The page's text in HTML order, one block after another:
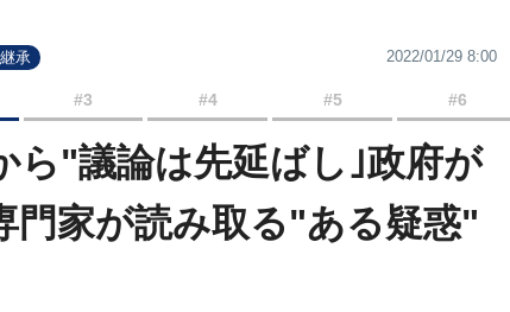
承 2022/01/29 8:00
#3 #4 #5 #6
ら"議論は先延ばし｣政府が
門家が読み取る"ある疑惑"